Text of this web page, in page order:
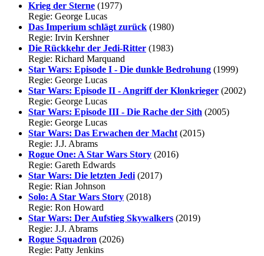
Krieg der Sterne (1977)
Regie: George Lucas
Das Imperium schlägt zurück (1980)
Regie: Irvin Kershner
Die Rückkehr der Jedi-Ritter (1983)
Regie: Richard Marquand
Star Wars: Episode I - Die dunkle Bedrohung (1999)
Regie: George Lucas
Star Wars: Episode II - Angriff der Klonkrieger (2002)
Regie: George Lucas
Star Wars: Episode III - Die Rache der Sith (2005)
Regie: George Lucas
Star Wars: Das Erwachen der Macht (2015)
Regie: J.J. Abrams
Rogue One: A Star Wars Story (2016)
Regie: Gareth Edwards
Star Wars: Die letzten Jedi (2017)
Regie: Rian Johnson
Solo: A Star Wars Story (2018)
Regie: Ron Howard
Star Wars: Der Aufstieg Skywalkers (2019)
Regie: J.J. Abrams
Rogue Squadron (2026)
Regie: Patty Jenkins